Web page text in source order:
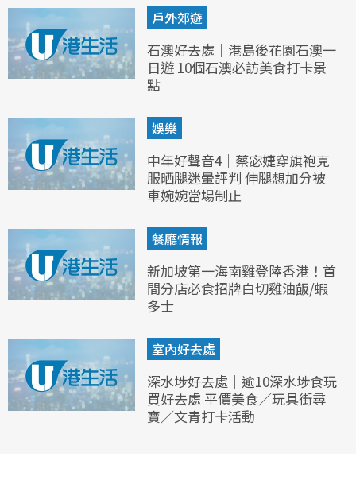
戶外郊遊
石澳好去處｜港島後花園石澳一
日遊 10個石澳必訪美食打卡景
點
娛樂
中年好聲音4｜蔡宓婕穿旗袍克
服晒腿迷暈評判 伸腿想加分被
車婉婉當場制止
餐廳情報
新加坡第一海南雞登陸香港！首
間分店必食招牌白切雞油飯/蝦
多士
室內好去處
深水埗好去處｜逾10深水埗食玩
買好去處 平價美食／玩具街尋
寶／文青打卡活動